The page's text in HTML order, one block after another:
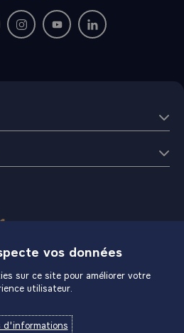
: rejoignez-nous sur Twitter
fenêtre : rejoignez-nous sur
Nouvelle fenêtre : rejoignez-nous
Nouvelle fenêtre :
Nouvelle fenêtre :
vos données
sur ce site pour améliorer votre
utilisateur.
d'informations